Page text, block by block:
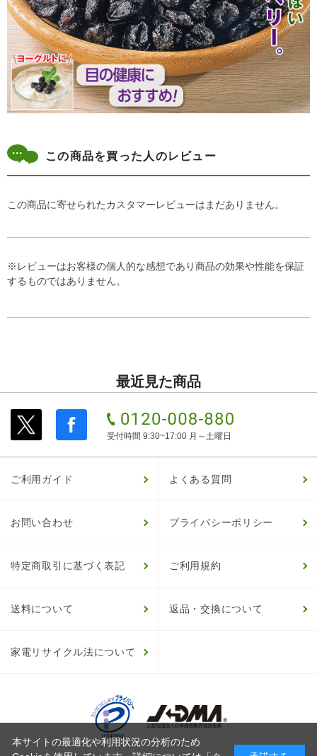
この商品を買った人のレビュー
この商品に寄せられたカスタマーレビューはまだありません。
※レビューはお客様の個人的な感想であり商品の効果や性能を保証
するものではありません。
最近見た商品
受付時間 9:30~17:00 月～土曜日
ご利用ガイド よくある質問
お問い合わせ プライバシーポリシー
特定商取引に基づく表記 ご利用規約
送料について 返品・交換について
家電リサイクル法について
本サイトの最適化や利用状況の分析のため